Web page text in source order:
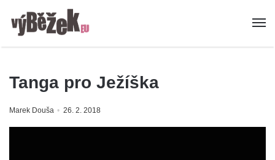
Tanga pro Ježíška
Marek Douša 26. 2. 2018